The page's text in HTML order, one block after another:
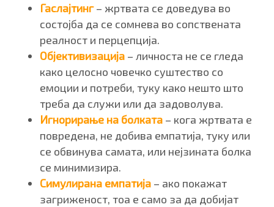
Гаслајтинг– жртвата се доведува во
состојба да се сомнева во сопствената
реалност и перцепција.
Објективизација – личноста не се гледа
како целосно човечко суштество со
емоции и потреби, туку како нешто што
треба да служи или да задоволува.
Игнорирање на болката – кога жртвата е
повредена, не добива емпатија, туку или
се обвинува самата, или нејзината болка
се минимизира.
Симулирана емпатија – ако покажат
загриженост, тоа е само за да добијат